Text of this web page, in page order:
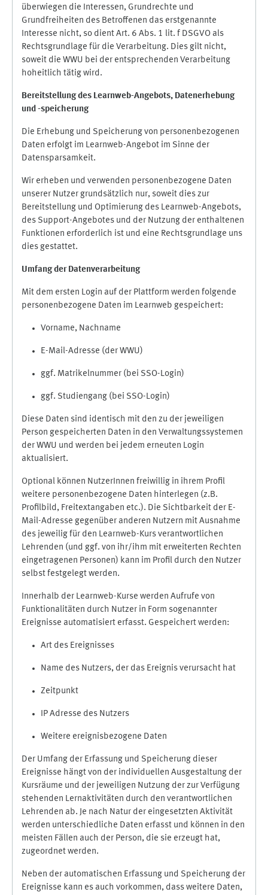
überwiegen die Interessen, Grundrechte und
Grundfreiheiten des Betroffenen das erstgenannte
Interesse nicht, so dient Art. 6 Abs. 1 lit. f DSGVO als
Rechtsgrundlage für die Verarbeitung. Dies gilt nicht,
soweit die WWU bei der entsprechenden Verarbeitung
hoheitlich tätig wird.
Bereitstellung des Learnweb-Angebots, Datenerhebung
und -speicherung
Die Erhebung und Speicherung von personenbezogenen
Daten erfolgt im Learnweb-Angebot im Sinne der
Datensparsamkeit.
Wir erheben und verwenden personenbezogene Daten
unserer Nutzer grundsätzlich nur, soweit dies zur
Bereitstellung und Optimierung des Learnweb-Angebots,
des Support-Angebotes und der Nutzung der enthaltenen
Funktionen erforderlich ist und eine Rechtsgrundlage uns
dies gestattet.
Umfang der Datenverarbeitung
Mit dem ersten Login auf der Plattform werden folgende
personenbezogene Daten im Learnweb gespeichert:
Vorname, Nachname
E-Mail-Adresse (der WWU)
ggf. Matrikelnummer (bei SSO-Login)
ggf. Studiengang (bei SSO-Login)
Diese Daten sind identisch mit den zu der jeweiligen
Person gespeicherten Daten in den Verwaltungssystemen
der WWU und werden bei jedem erneuten Login
aktualisiert.
Optional können NutzerInnen freiwillig in ihrem Profil
weitere personenbezogene Daten hinterlegen (z.B.
Profilbild, Freitextangaben etc.). Die Sichtbarkeit der E-
Mail-Adresse gegenüber anderen Nutzern mit Ausnahme
des jeweilig für den Learnweb-Kurs verantwortlichen
Lehrenden (und ggf. von ihr/ihm mit erweiterten Rechten
eingetragenen Personen) kann im Profil durch den Nutzer
selbst festgelegt werden.
Innerhalb der Learnweb-Kurse werden Aufrufe von
Funktionalitäten durch Nutzer in Form sogenannter
Ereignisse automatisiert erfasst. Gespeichert werden:
Art des Ereignisses
Name des Nutzers, der das Ereignis verursacht hat
Zeitpunkt
IP Adresse des Nutzers
Weitere ereignisbezogene Daten
Der Umfang der Erfassung und Speicherung dieser
Ereignisse hängt von der individuellen Ausgestaltung der
Kursräume und der jeweiligen Nutzung der zur Verfügung
stehenden Lernaktivitäten durch den verantwortlichen
Lehrenden ab. Je nach Natur der eingesetzten Aktivität
werden unterschiedliche Daten erfasst und können in den
meisten Fällen auch der Person, die sie erzeugt hat,
zugeordnet werden.
Neben der automatischen Erfassung und Speicherung der
Ereignisse kann es auch vorkommen, dass weitere Daten,